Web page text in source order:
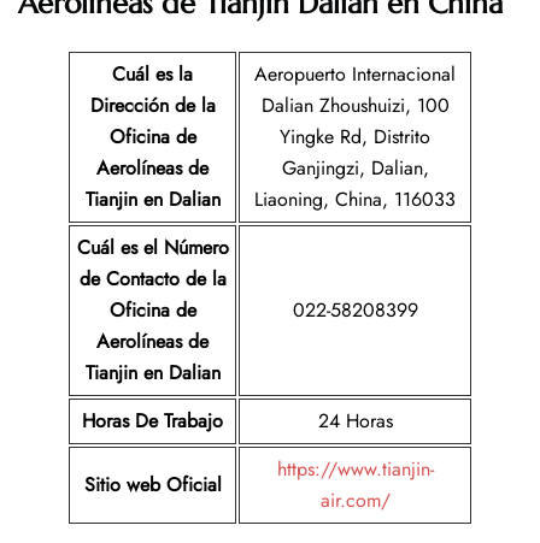
Cuál es la
Dirección de la
Oficina de
Aerolíneas de
Tianjin en Dalian
Aeropuerto Internacional
Dalian Zhoushuizi, 100
Yingke Rd, Distrito
Ganjingzi, Dalian,
Liaoning, China, 116033
Cuál es el Número
de Contacto de la
Oficina de
Aerolíneas de
Tianjin en Dalian
022-58208399
Horas De Trabajo 24 Horas
Sitio web Oficial
https://www.tianjin-
air.com/